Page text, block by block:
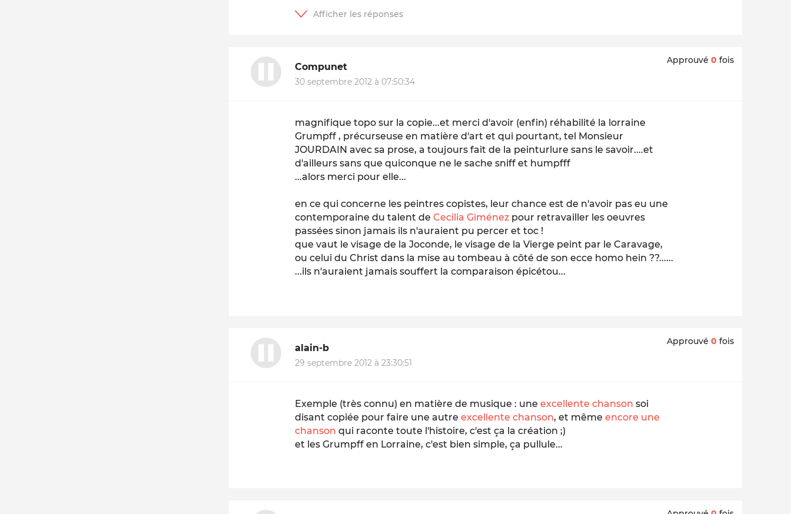
Compunet
30 septembre 2012 à 07:50:34
Approuvé 0 fois
magnifique topo sur la copie...et merci d'avoir (enfin) réhabilité la lorraine
Grumpff , précurseuse en matière d'art et qui pourtant, tel Monsieur
JOURDAIN avec sa prose, a toujours fait de la peinturlure sans le savoir....et
d'ailleurs sans que quiconque ne le sache sniff et humpfff
...alors merci pour elle...
en ce qui concerne les peintres copistes, leur chance est de n'avoir pas eu une
contemporaine du talent deCecilia Giménez pour retravailler les oeuvres
passées sinon jamais ils n'auraient pu percer et toc !
que vaut le visage de la Joconde, le visage de la Vierge peint par le Caravage,
ou celui du Christ dans la mise au tombeau à côté de son ecce homo hein ??......
...ils n'auraient jamais souffert la comparaison épicétou...
alain-b
29 septembre 2012 à 23:30:51
Approuvé 0 fois
Exemple (très connu) en matière de musique : uneexcellente chanson soi
disant copiée pour faire une autreexcellente chanson, et mêmeencore une
chanson qui raconte toute l'histoire, c'est ça la création ;)
et les Grumpff en Lorraine, c'est bien simple, ça pullule...